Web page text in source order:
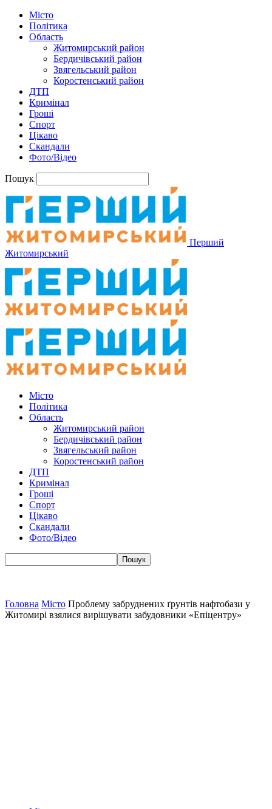
Місто
Політика
Область
Житомирський район
Бердичівський район
Звягельський район
Коростенський район
ДТП
Кримінал
Гроші
Спорт
Цікаво
Скандали
Фото/Відео
Пошук
Перший
Житомирський
Місто
Політика
Область
Житомирський район
Бердичівський район
Звягельський район
Коростенський район
ДТП
Кримінал
Гроші
Спорт
Цікаво
Скандали
Фото/Відео
Головна Місто Проблему забруднених ґрунтів нафтобази у
Житомирі взялися вирішувати забудовники «Епіцентру»